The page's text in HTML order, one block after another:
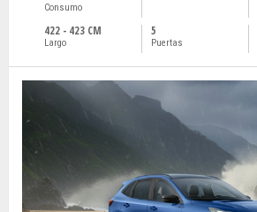
Consumo
422 - 423 CM
Largo
5
Puertas